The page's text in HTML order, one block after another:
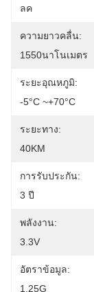
ลค
ความยาวคลื่น:
1550นาโนเมตร
ระยะอุณหภูมิ:
-5°C ~+70°C
ระยะทาง:
40KM
การรับประกัน:
3 ปี
พลังงาน:
3.3V
อัตราข้อมูล:
1.25G